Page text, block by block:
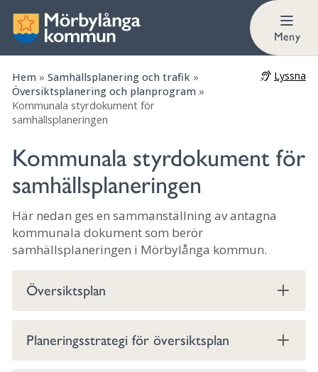
Meny
Hem » Samhällsplanering och trafik »
Översiktsplanering och planprogram »
Kommunala styrdokument för
samhällsplaneringen
Lyssna
Kommunala styrdokument för
samhällsplaneringen
Här nedan ges en sammanställning av antagna
kommunala dokument som berör
samhällsplaneringen i Mörbylånga kommun.
Översiktsplan
Planeringsstrategi för översiktsplan
VA-plan för Mörbylånga kommun